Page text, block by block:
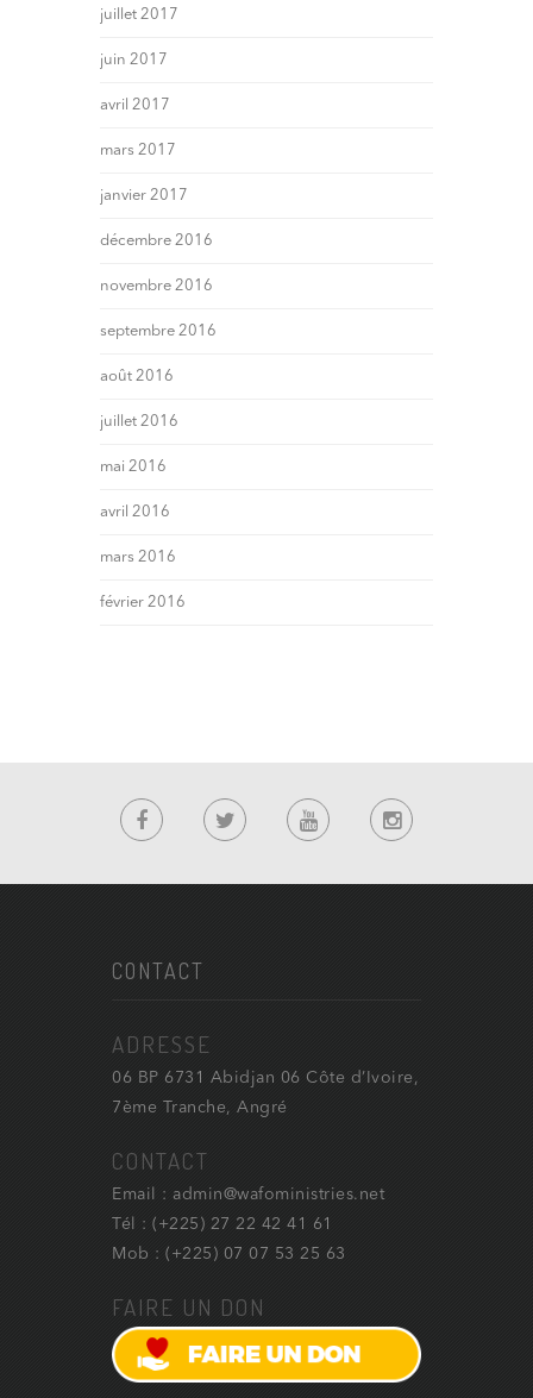
juillet 2017
juin 2017
avril 2017
mars 2017
janvier 2017
décembre 2016
novembre 2016
septembre 2016
août 2016
juillet 2016
mai 2016
avril 2016
mars 2016
février 2016
CONTACT
ADRESSE
06 BP 6731 Abidjan 06 Côte d’Ivoire,
7ème Tranche, Angré
CONTACT
Email : admin@wafoministries.net
Tél : (+225) 27 22 42 41 61
Mob : (+225) 07 07 53 25 63
FAIRE UN DON